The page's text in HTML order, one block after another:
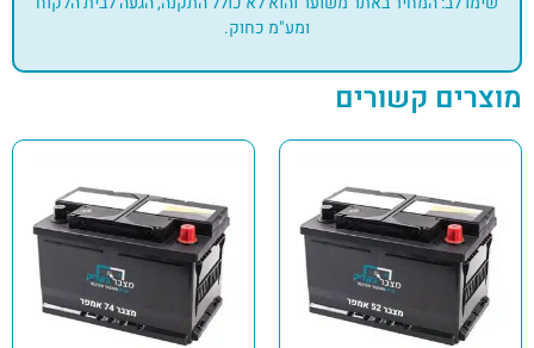
ומע"מ כחוק.
מוצרים קשורים